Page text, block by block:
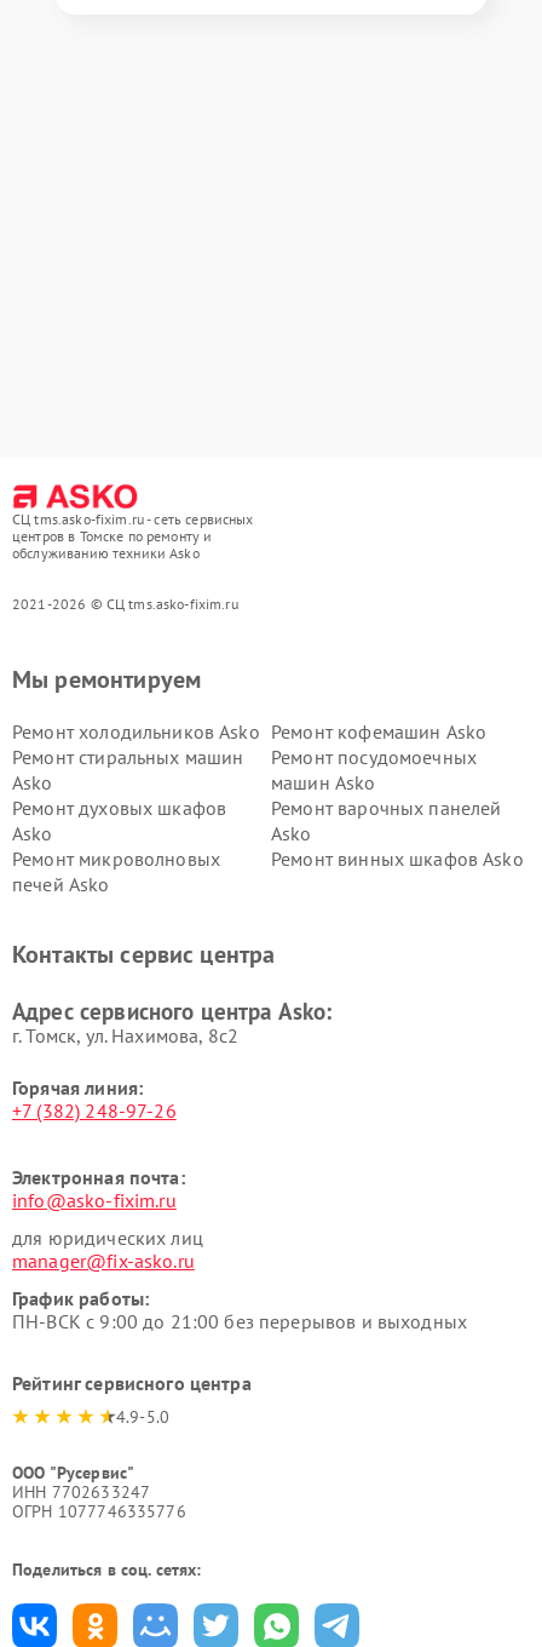
СЦ tms.asko-fixim.ru - сеть сервисных
центров в Томске по ремонту и
обслуживанию техники Asko
2021-2026 © СЦ tms.asko-fixim.ru
Мы ремонтируем
Ремонт холодильников Asko Ремонт кофемашин Asko
Ремонт стиральных машин
Asko
Ремонт посудомоечных
машин Asko
Ремонт духовых шкафов
Asko
Ремонт варочных панелей
Asko
Ремонт микроволновых
печей Asko
Ремонт винных шкафов Asko
Ремонт подогревателей
Ремонт промышленных
Asko
Контакты сервис центра
Адрес сервисного центра Asko:
г. Томск, ул. Нахимова, 8с2
Горячая линия:
+7 (382) 248-97-26
Электронная почта:
info@asko-fixim.ru
для юридических лиц
manager@fix-asko.ru
График работы:
ПН-ВСК с 9:00 до 21:00 без перерывов и выходных
Рейтинг сервисного центра
4.9-5.0
ООО "Русервис"
ИНН 7702633247
ОГРН 1077746335776
Поделиться в соц. сетях: